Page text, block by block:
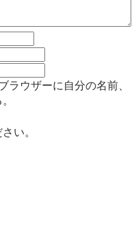
ラウザーに自分の名前、
い。